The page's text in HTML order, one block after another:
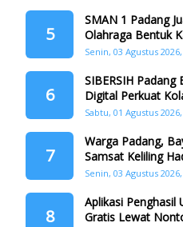
5
SMAN 1 Padang
Olahraga Bentuk
Senin, 03 Agustus
6
SIBERSIH
Digital Perkuat
Pemerintah Atasi
Sabtu, 01 Agustus
7
Warga Padang,
Samsat Keliling
Tangah
Senin, 03 Agustus
8
Aplikasi Penghasil
Gratis Lewat